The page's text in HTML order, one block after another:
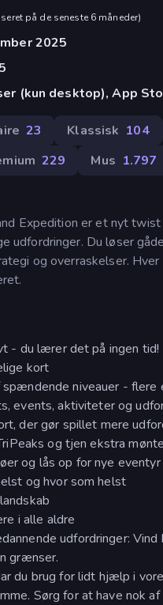
på de seneste 6 måneder)
2025
(kun desktop), App
23 Klassisk 104
229 Mus 1.797
Expedition er et nyt
udfordringer. Du løser
og overraskelser.
- du lærer det på ingen tid!
kort
niveauer - flere
events, aktiviteter og
der gør spillet mere
og tjen ekstra
og lås op for nye eventyr
og hvor som helst
i alle aldre
udfordringer:
grænser.
du brug for lidt hjælp i
Sørg for at have nok